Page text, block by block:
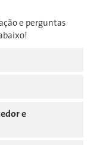
e perguntas
e